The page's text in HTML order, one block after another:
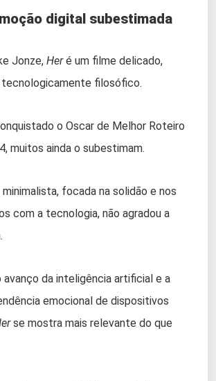
digital subestimada
Jonze, Heré um filme delicado,
filosófico.
o Oscar de Melhor Roteiro
muitos ainda o subestimam.
focada na solidão e nos
com a tecnologia, não agradou a
avanço da inteligência artificial e a
emocional de dispositivos
se mostra mais relevante do que